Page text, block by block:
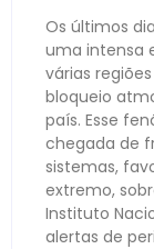
Os últimos
uma intensa
várias
bloqueio
país. Esse
chegada de
sistemas,
extremo,
Instituto
alertas de